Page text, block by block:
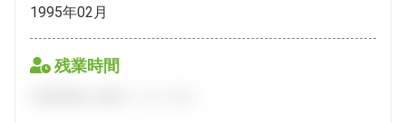
1995年02月
残業時間